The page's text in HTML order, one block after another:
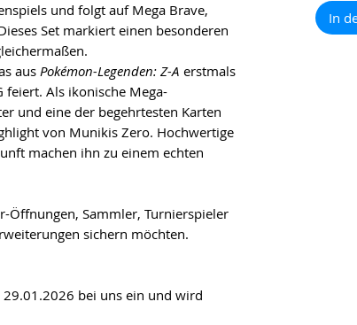
und folgt auf Mega Brave,
Set markiert einen besonderen
ausPokémon-Legenden: Z-A erstmals
feiert. Als ikonische Mega-
und eine der begehrtesten Karten
von Munikis Zero. Hochwertige
machen ihn zu einem echten
Öffnungen, Sammler, Turnierspieler
sichern möchten.
29.01.2026 bei uns ein und wird
In